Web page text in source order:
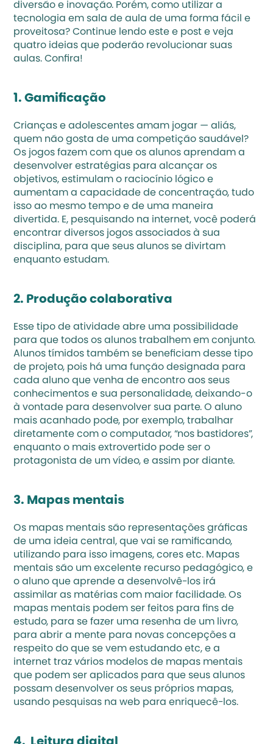
diversão e inovação. Porém, como utilizar a
tecnologia em sala de aula de uma forma fácil e
proveitosa? Continue lendo este e post e veja
quatro ideias que poderão revolucionar suas
aulas. Confira!
1. Gamificação
Crianças e adolescentes amam jogar — aliás,
quem não gosta de uma competição saudável?
Os jogos fazem com que os alunos aprendam a
desenvolver estratégias para alcançar os
objetivos, estimulam o raciocínio lógico e
aumentam a capacidade de concentração, tudo
isso ao mesmo tempo e de uma maneira
divertida. E, pesquisando na internet, você poderá
encontrar diversos jogos associados à sua
disciplina, para que seus alunos se divirtam
enquanto estudam.
2. Produção colaborativa
Esse tipo de atividade abre uma possibilidade
para que todos os alunos trabalhem em conjunto.
Alunos tímidos também se beneficiam desse tipo
de projeto, pois há uma função designada para
cada aluno que venha de encontro aos seus
conhecimentos e sua personalidade, deixando-o
à vontade para desenvolver sua parte. O aluno
mais acanhado pode, por exemplo, trabalhar
diretamente com o computador, “nos bastidores”,
enquanto o mais extrovertido pode ser o
protagonista de um vídeo, e assim por diante.
3. Mapas mentais
Os mapas mentais são representações gráficas
de uma ideia central, que vai se ramificando,
utilizando para isso imagens, cores etc. Mapas
mentais são um excelente recurso pedagógico, e
o aluno que aprende a desenvolvê-los irá
assimilar as matérias com maior facilidade. Os
mapas mentais podem ser feitos para fins de
estudo, para se fazer uma resenha de um livro,
para abrir a mente para novas concepções a
respeito do que se vem estudando etc, e a
internet traz vários modelos de mapas mentais
que podem ser aplicados para que seus alunos
possam desenvolver os seus próprios mapas,
usando pesquisas na web para enriquecê-los.